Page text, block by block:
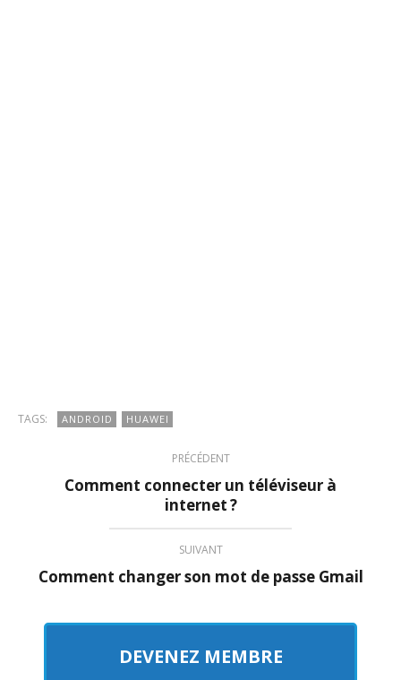
TAGS: ANDROID HUAWEI
PRÉCÉDENT
Comment connecter un téléviseur à
internet ?
SUIVANT
Comment changer son mot de passe Gmail
DEVENEZ MEMBRE